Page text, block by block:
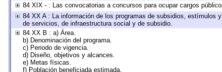
84 XIX - : Las convocatorias a concursos para ocupar cargos
84 XX A : La información de los programas de subsidios, estímulos
de servicios, de infraestructura social y de subsidio.
84 XX B : a) Área.
b) Denominación del programa.
c) Periodo de vigencia.
d) Diseño, objetivos y alcances.
e) Metas físicas.
f) Población beneficiada estimada.